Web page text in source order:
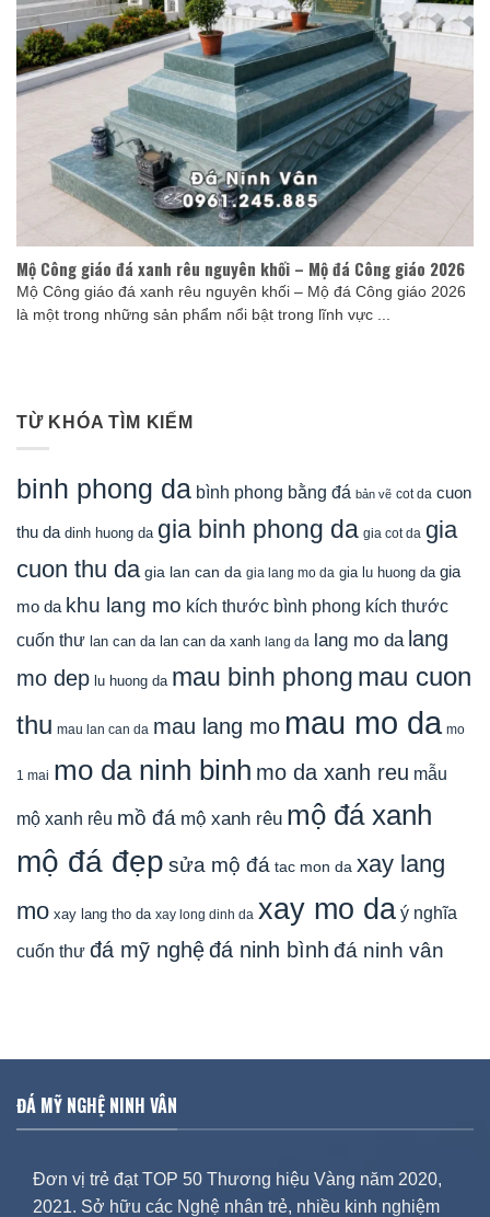
Mộ Công giáo đá xanh rêu nguyên khối – Mộ đá Công giáo 2026
Mộ Công giáo đá xanh rêu nguyên khối – Mộ đá Công giáo 2026
là một trong những sản phẩm nổi bật trong lĩnh vực ...
TỪ KHÓA TÌM KIẾM
binh phong da bình phong bằng đá bản vẽ cot da cuon
thu da dinh huong da gia binh phong da gia cot da gia
cuon thu da gia lan can da gia lang mo da gia lu huong da gia
mo da khu lang mo kích thước bình phong kích thước
cuốn thư lan can da lan can da xanh lang da lang mo da lang
mo dep lu huong da mau binh phong mau cuon
thu mau lan can da mau lang mo mau mo da mo
1 mai mo da ninh binh mo da xanh reu mẫu
mộ xanh rêu mồ đá mộ xanh rêu mộ đá xanh
mộ đá đẹp sửa mộ đá tac mon da xay lang
mo xay lang tho da xay long dinh da xay mo da ý nghĩa
cuốn thư đá mỹ nghệđá ninh bình đá ninh vân
ĐÁ MỸ NGHỆ NINH VÂN
Đơn vị trẻ đạt TOP 50 Thương hiệu Vàng năm 2020,
2021. Sở hữu các Nghệ nhân trẻ, nhiều kinh nghiệm